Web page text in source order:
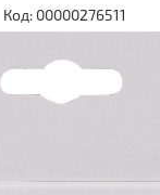
Код: 00000276511